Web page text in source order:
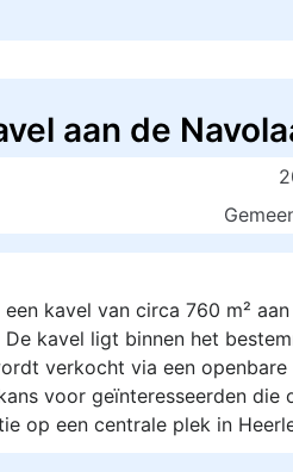
aan de
kavel van circa 760 m²
kavel ligt binnen het
verkocht via een openbare
voor geïnteresseerden die
op een centrale plek in